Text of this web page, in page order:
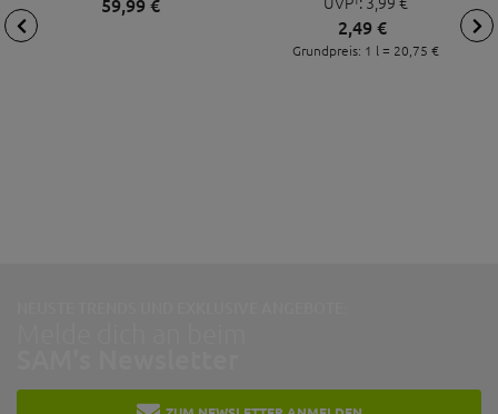
59,99 €
120 ML
2,49€
Grundpreis: 1 l = 20,75 €